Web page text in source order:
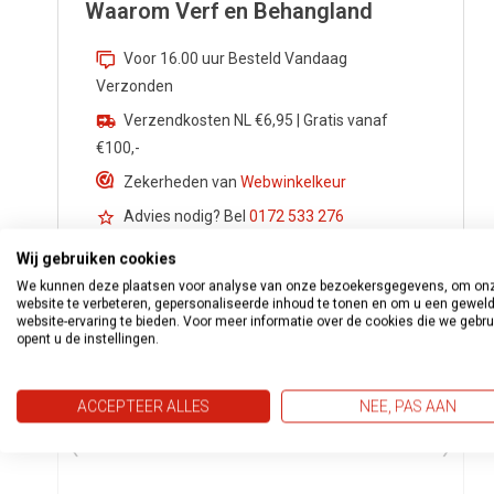
Waarom Verf en Behangland
Voor 16.00 uur Besteld Vandaag
Verzonden
Verzendkosten NL €6,95 | Gratis vanaf
€100,-
Zekerheden van Webwinkelkeur
Advies nodig? Bel 0172 533 276
Vragen?
Whatsapp06 213 030 54
Wij gebruiken cookies
We kunnen deze plaatsen voor analyse van onze bezoekersgegevens, om
website te verbeteren, gepersonaliseerde inhoud te tonen en om u een
website-ervaring te bieden. Voor meer informatie over de cookies die we
opent u de instellingen.
ACCEPTEER ALLES NEE, PAS AAN